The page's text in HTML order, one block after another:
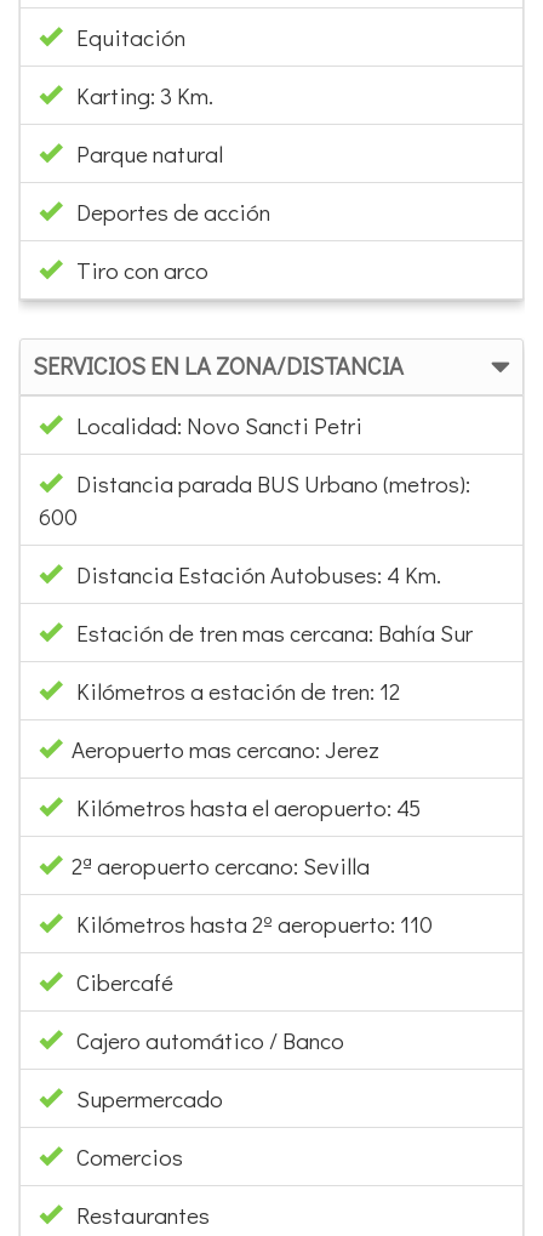
Equitación
Karting: 3 Km.
Parque natural
Deportes de acción
Tiro con arco
SERVICIOS EN LA ZONA/DISTANCIA
Localidad: Novo Sancti Petri
Distancia parada BUS Urbano (metros):
600
Distancia Estación Autobuses: 4 Km.
Estación de tren mas cercana: Bahía Sur
Kilómetros a estación de tren: 12
Aeropuerto mas cercano: Jerez
Kilómetros hasta el aeropuerto: 45
2ª aeropuerto cercano: Sevilla
Kilómetros hasta 2º aeropuerto: 110
Cibercafé
Cajero automático / Banco
Supermercado
Comercios
Restaurantes